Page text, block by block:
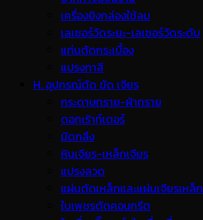
เครื่องยิงกล่องใช้ลม
เลเซอร์วัดระยะ-เลเซอร์วัดระดับ
แท่นตัดกระเบื้อง
แปรงทาสี
H. อุปกรณ์ตัด ขัด เจียร
กระดาษทราย-ผ้าทราย
ดอกเร้าท์เตอร์
มีดกลึง
หินเจียร-เหล็กเจียร
แปรงลวด
แผ่นตัดเหล็กและแผ่นเจียรเหล็ก
ใบเพชรตัดคอนกรีต